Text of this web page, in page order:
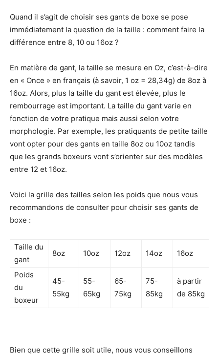
Quand il s’agit de choisir ses gants de boxe se pose
immédiatement la question de la taille : comment faire la
différence entre 8, 10 ou 16oz ?
En matière de gant, la taille se mesure en Oz, c’est-à-dire
en « Once » en français (à savoir, 1 oz = 28,34g) de 8oz à
16oz. Alors, plus la taille du gant est élevée, plus le
rembourrage est important. La taille du gant varie en
fonction de votre pratique mais aussi selon votre
morphologie. Par exemple, les pratiquants de petite taille
vont opter pour des gants en taille 8oz ou 10oz tandis
que les grands boxeurs vont s’orienter sur des modèles
entre 12 et 16oz.
Voici la grille des tailles selon les poids que nous vous
recommandons de consulter pour choisir ses gants de
boxe :
Taille du
gant
8oz 10oz 12oz 14oz 16oz
Poids
du
boxeur
45-
55kg
55-
65kg
65-
75kg
75-
85kg
à partir
de 85kg
Bien que cette grille soit utile, nous vous conseillons